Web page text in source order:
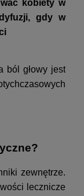
kobiety w
gdy w
ból głowy jest
zewnętrze.
lecznicze